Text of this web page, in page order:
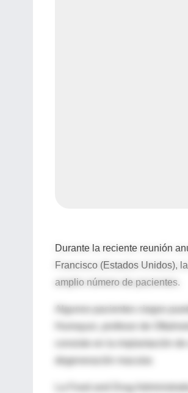
Durante la reciente reunión
Francisco (Estados Unidos),
amplio número de pacientes.
Algunos pacientes ciegos
Humayun, profesor de
consiste en la implantación
degeneración macular.
La Food and Drug